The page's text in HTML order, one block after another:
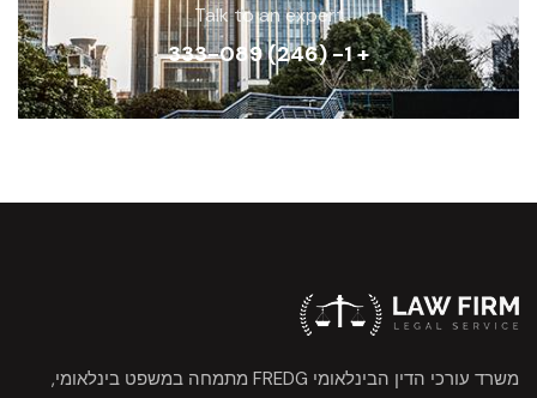
Talk to an expert
+ 1- (246) 333-089
משרד עורכי הדין הבינלאומי FREDG מתמחה במשפט בינלאומי,